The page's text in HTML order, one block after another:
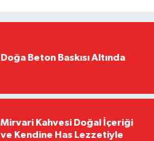
Doğa Beton Baskısı Altında
Mirvari Kahvesi Doğal İçeriği
ve Kendine Has Lezzetiyle